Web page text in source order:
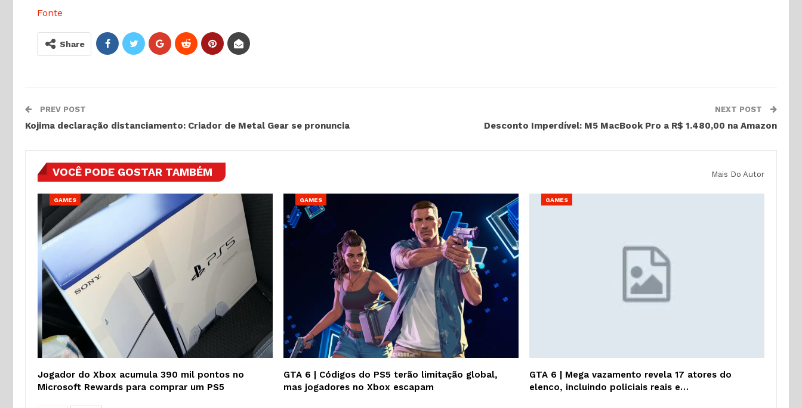
Fonte
Share
PREV POST
Kojima declaração distanciamento: Criador de Metal Gear se pronuncia
NEXT POST
Desconto Imperdível: M5 MacBook Pro a R$ 1.480,00 na Amazon
VOCÊ PODE GOSTAR TAMBÉM Mais Do Autor
GAMES
Jogador do Xbox acumula 390 mil pontos no
Microsoft Rewards para comprar um PS5
GAMES
GTA 6 | Códigos do PS5 terão limitação global,
mas jogadores no Xbox escapam
GAMES
GTA 6 | Mega vazamento revela 17 atores do
elenco, incluindo policiais reais e…